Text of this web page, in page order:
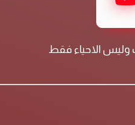
وليس الاحياء فقط